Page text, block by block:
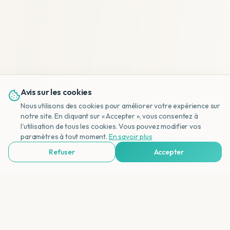
Avis sur les cookies
Nous utilisons des cookies pour améliorer votre expérience sur
notre site. En cliquant sur « Accepter », vous consentez à
l'utilisation de tous les cookies. Vous pouvez modifier vos
paramètres à tout moment. En savoir plus
Refuser
Accepter
Voir Agences de Voyages & Organisations